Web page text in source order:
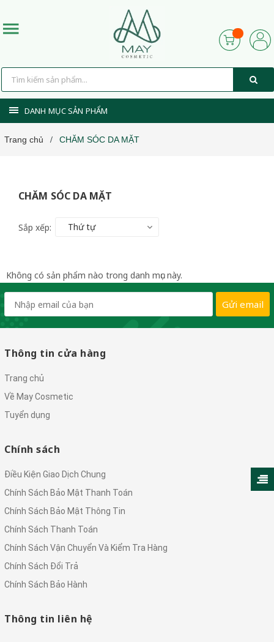
DANH MỤC SẢN PHẨM
Trang chủ / CHĂM SÓC DA MẶT
CHĂM SÓC DA MẶT
Sắp xếp: Thứ tự
Không có sản phẩm nào trong danh mục này.
Gửi email
Thông tin cửa hàng
Trang chủ
Về May Cosmetic
Tuyển dụng
Chính sách
Điều Kiện Giao Dịch Chung
Chính Sách Bảo Mật Thanh Toán
Chính Sách Bảo Mật Thông Tin
Chính Sách Thanh Toán
Chính Sách Vận Chuyển Và Kiểm Tra Hàng
Chính Sách Đổi Trả
Chính Sách Bảo Hành
Thông tin liên hệ